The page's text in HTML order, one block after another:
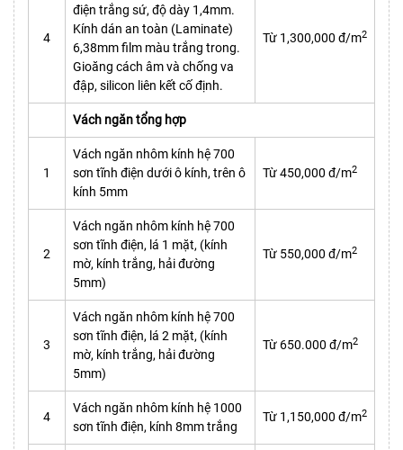
4
điện trắng sứ, độ dày 1,4mm.
Kính dán an toàn (Laminate)
6,38mm film màu trắng trong.
Gioăng cách âm và chống va
đập, silicon liên kết cố định.
Từ 1,300,000 đ/m2
Vách ngăn tổng hợp
1
Vách ngăn nhôm kính hệ 700
sơn tĩnh điện dưới ô kính, trên ô
kính 5mm
Từ 450,000 đ/m2
2
Vách ngăn nhôm kính hệ 700
sơn tĩnh điện, lá 1 mặt, (kính
mờ, kính trắng, hải đường
5mm)
Từ 550,000 đ/m2
3
Vách ngăn nhôm kính hệ 700
sơn tĩnh điện, lá 2 mặt, (kính
mờ, kính trắng, hải đường
5mm)
Từ 650.000 đ/m2
4
Vách ngăn nhôm kính hệ 1000
sơn tĩnh điện, kính 8mm trắng
Từ 1,150,000 đ/m2